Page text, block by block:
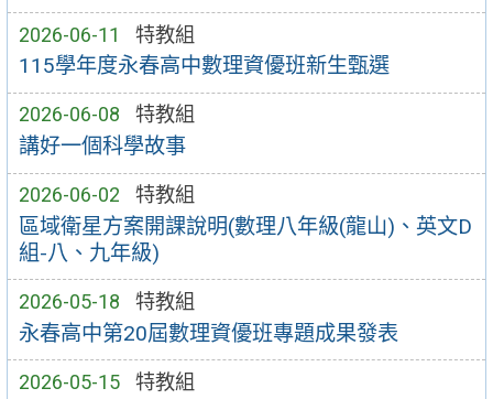
2026-06-11 特教組
115學年度永春高中數理資優班新生甄選
2026-06-08 特教組
講好一個科學故事
2026-06-02 特教組
區域衛星方案開課說明(數理八年級(龍山)、英文D
組-八、九年級)
2026-05-18 特教組
永春高中第20屆數理資優班專題成果發表
2026-05-15 特教組